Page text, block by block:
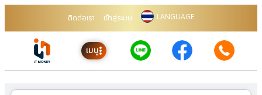
ติดต่อเรา เข้าสู่ระบบ LANGUAGE
เมนู